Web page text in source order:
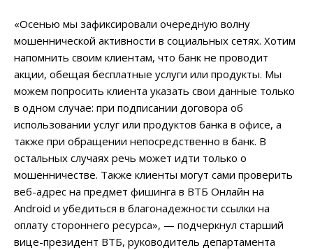
«Осенью мы зафиксировали очередную волну
мошеннической активности в социальных сетях. Хотим
напомнить своим клиентам, что банк не проводит
акции, обещая бесплатные услуги или продукты. Мы
можем попросить клиента указать свои данные только
в одном случае: при подписании договора об
использовании услуг или продуктов банка в офисе, а
также при обращении непосредственно в банк. В
остальных случаях речь может идти только о
мошенничестве. Также клиенты могут сами проверить
веб-адрес на предмет фишинга в ВТБ Онлайн на
Android и убедиться в благонадежности ссылки на
оплату стороннего ресурса», — подчеркнул старший
вице-президент ВТБ, руководитель департамента